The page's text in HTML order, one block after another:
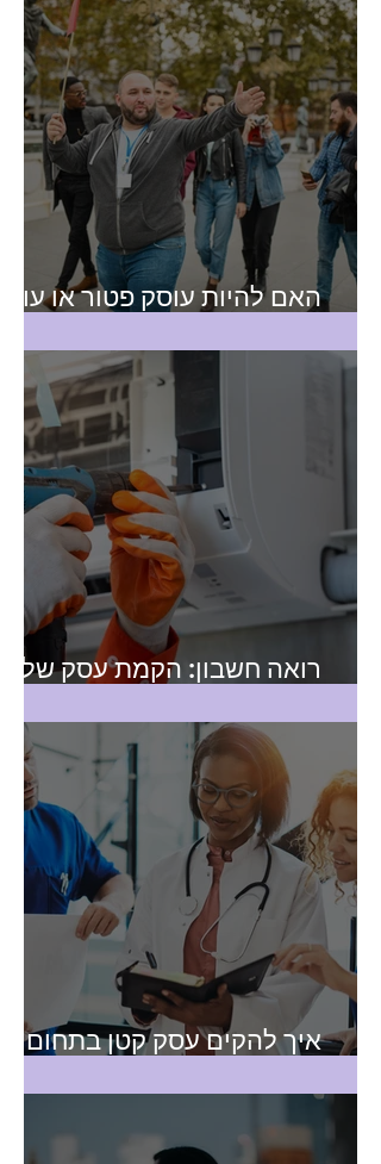
האם להיות עוסק פטור או
רואה חשבון: הקמת עסק של
איך להקים עסק קטן בתחום